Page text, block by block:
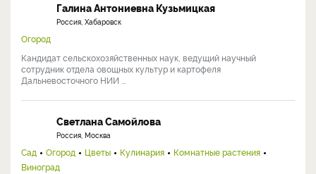
Галина Антониевна Кузьмицкая
Россия, Хабаровск
Огород
Кандидат сельскохозяйственных наук, ведущий научный
сотрудник отдела овощных культур и картофеля
Дальневосточного НИИ ...
Светлана Самойлова
Россия, Москва
Сад Огород Цветы Кулинария
Комнатные растения
Виноград